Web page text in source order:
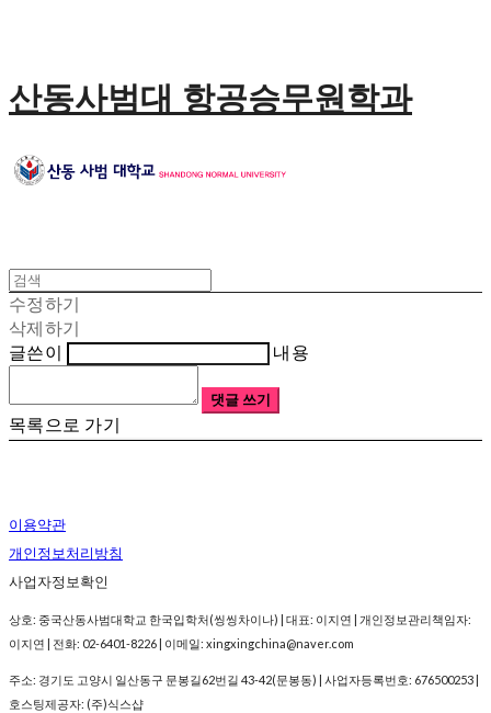
산동사범대 항공승무원학과
수정하기
삭제하기
글쓴이
내용
댓글 쓰기
목록으로 가기
이용약관
개인정보처리방침
사업자정보확인
상호: 중국산동사범대학교 한국입학처(씽씽차이나) | 대표: 이지연 | 개인정보관리책임자:
이지연 | 전화: 02-6401-8226 | 이메일: xingxingchina@naver.com
주소: 경기도 고양시 일산동구 문봉길62번길 43-42(문봉동) | 사업자등록번호: 676500253 |
호스팅제공자: (주)식스샵